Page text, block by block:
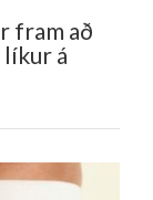
fram að
á